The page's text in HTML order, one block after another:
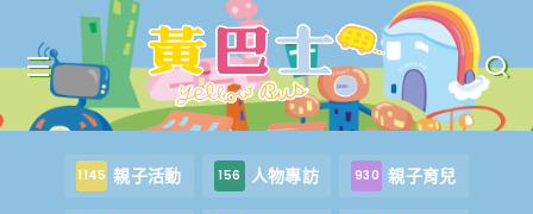
1145 親子活動 156 人物專訪 930 親子育兒